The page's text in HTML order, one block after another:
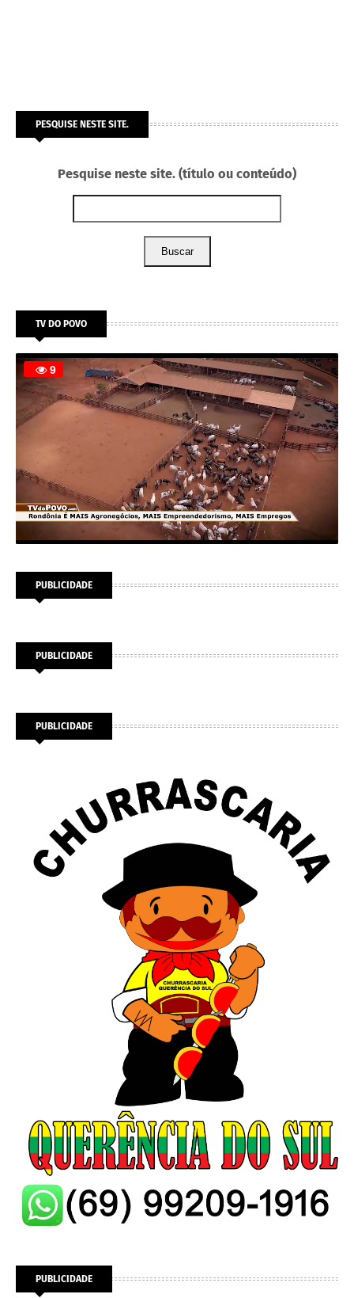
PESQUISE NESTE SITE.
Pesquise neste site. (título ou conteúdo)
Buscar
TV DO POVO
PUBLICIDADE
PUBLICIDADE
PUBLICIDADE
PUBLICIDADE